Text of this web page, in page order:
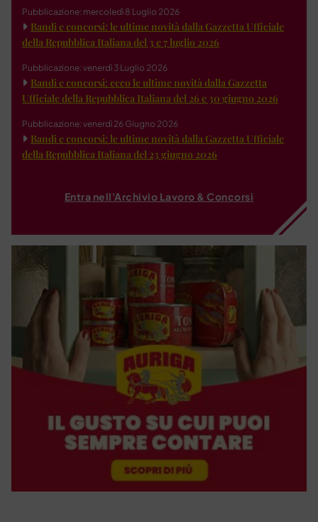
Pubblicazione: mercoledì 8 Luglio 2026
Bandi e concorsi: le ultime novità dalla Gazzetta Ufficiale
della Repubblica Italiana del 3 e 7 luglio 2026
Pubblicazione: venerdì 3 Luglio 2026
Bandi e concorsi: ecco le ultime novità dalla Gazzetta
Ufficiale della Repubblica Italiana del 26 e 30 giugno 2026
Pubblicazione: venerdì 26 Giugno 2026
Bandi e concorsi: le ultime novità dalla Gazzetta Ufficiale
della Repubblica Italiana del 23 giugno 2026
Entra nell'Archivio Lavoro & Concorsi